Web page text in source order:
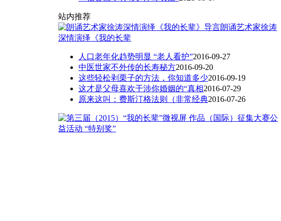
站内推荐
朗诵艺术家徐涛
深情演绎《我的长辈
人口老年化趋势明显 “老人看护”2016-09-27
中医世家不外传的长寿秘方2016-09-20
这些轻松剥栗子的方法，你知道多少2016-09-19
这才是父母喜欢干涉你婚姻的“真相2016-07-29
原来这叫：费斯汀格法则（非常经典2016-07-26